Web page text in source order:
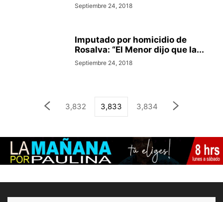
Septiembre 24, 2018
Imputado por homicidio de
Rosalva: “El Menor dijo que la...
Septiembre 24, 2018
3,832 3,833 3,834